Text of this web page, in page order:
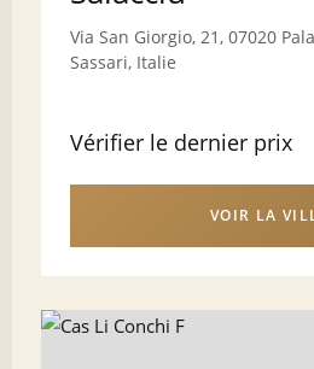
Via San Giorgio, 21, 07020
Sassari, Italie
Vérifier le dernier prix
VOIR LA